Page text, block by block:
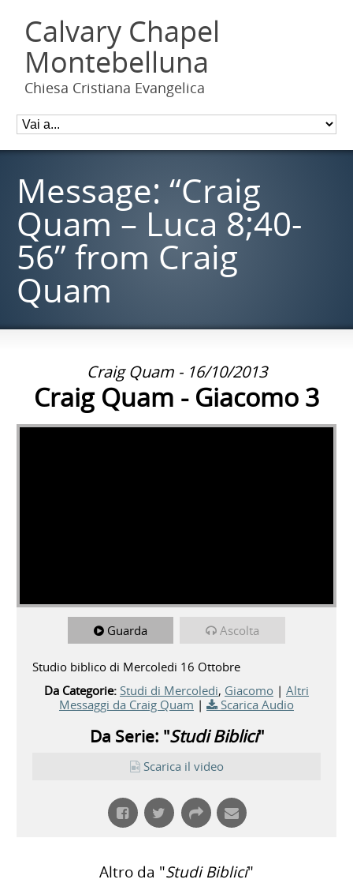
Calvary Chapel
Montebelluna
Chiesa Cristiana Evangelica
Message: “Craig
Quam – Luca 8;40-
56” from Craig
Quam
Craig Quam - 16/10/2013
Craig Quam - Giacomo 3
Guarda Ascolta
Studio biblico di Mercoledi 16 Ottobre
Da Categorie: Studi di Mercoledi, Giacomo | Altri
Messaggi da Craig Quam | Scarica Audio
Da Serie: "Studi Biblici"
Scarica il video
Altro da "Studi Biblici"